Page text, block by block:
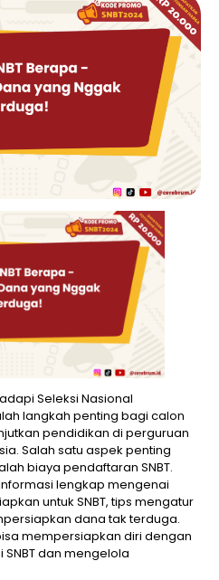
Seleksi Nasional
langkah penting bagi calon
pendidikan di perguruan
Salah satu aspek penting
biaya pendaftaran SNBT.
lengkap mengenai
untuk SNBT, tips mengatur
dana tak terduga.
mempersiapkan diri dengan
dan mengelola